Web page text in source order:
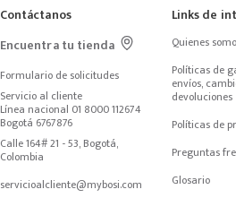
Contáctanos
Encuentra tu tienda
Formulario de solicitudes
Servicio al cliente
Línea nacional 01 8000 112674
Bogotá 6767876
Calle 164# 21 - 53, Bogotá,
Colombia
servicioalcliente@mybosi.com
Links de
Quienes
Políticas de
envíos,
devoluciones
Políticas de
Preguntas
Glosario